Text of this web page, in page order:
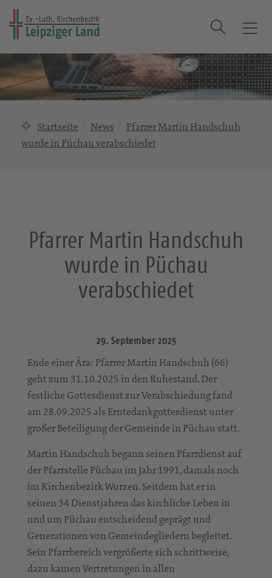
T
g
g
l
Suche
Startseite News
Pfarrer Martin Handschuh
wurde in Püchau verabschiedet
Pfarrer Martin Handschuh
wurde in Püchau
verabschiedet
29. September 2025
Ende einer Ära: Pfarrer Martin Handschuh (66)
geht zum 31.10.2025 in den Ruhestand. Der
festliche Gottesdienst zur Verabschiedung fand
am 28.09.2025 als Erntedankgottesdienst unter
großer Beteiligung der Gemeinde in Püchau statt.
Martin Handschuh begann seinen Pfarrdienst auf
der Pfarrstelle Püchau im Jahr 1991, damals noch
im Kirchenbezirk Wurzen. Seitdem hat er in
seinen 34 Dienstjahren das kirchliche Leben in
und um Püchau entscheidend geprägt und
Generationen von Gemeindegliedern begleitet.
Sein Pfarrbereich vergrößerte sich schrittweise,
dazu kamen Vertretungen in allen